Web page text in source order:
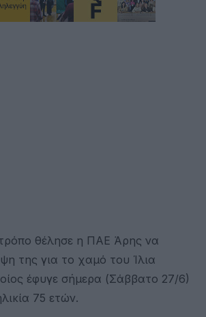
θέλησε η ΠΑΕ Άρης να
της για το χαμό του Ίλια
έφυγε σήμερα (Σάββατο 27/6)
75 ετών.